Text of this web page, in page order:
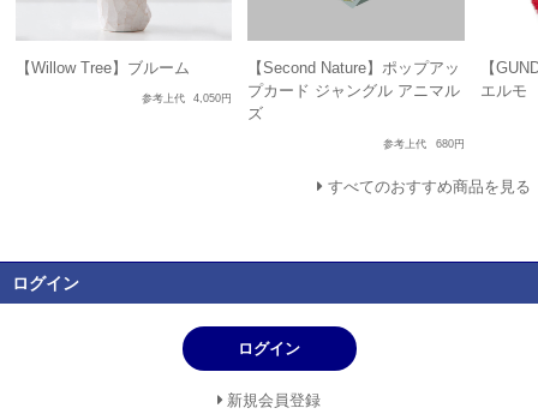
【Willow Tree】ブルーム
参考上代 4,050円
【Second Nature】ポップアッ
プカード ジャングル アニマル
ズ
参考上代 680円
【
エルモ
すべてのおすすめ商品を見る
ログイン
ログイン
新規会員登録